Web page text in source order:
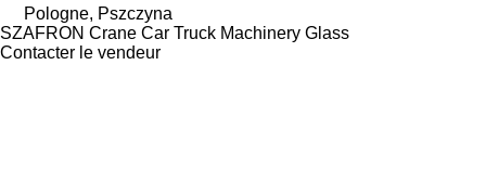
Pologne, Pszczyna
SZAFRON Crane Car Truck Machinery Glass
Contacter le vendeur